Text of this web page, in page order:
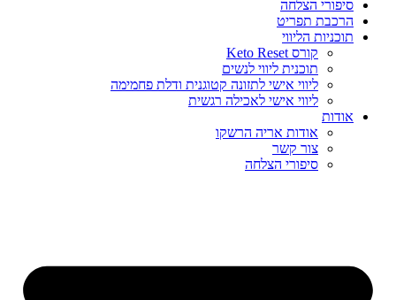
סיפורי הצלחה
הרכבת תפריט
תוכניות הליווי
קורס Keto Reset
תוכנית ליווי לנשים
ליווי אישי לתזונה קטוגנית ודלת פחמימה
ליווי אישי לאכילה רגשית
אודות
אודות אריה הרשקו
צור קשר
סיפורי הצלחה